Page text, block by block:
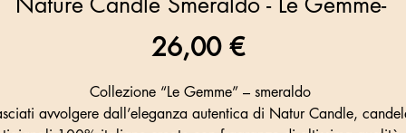
26,00 €Prezzo
Collezione “Le Gemme” – smeraldo
avvolgere dall’eleganza autentica di Natur Candle,